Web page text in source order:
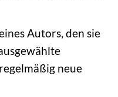
Autors, den sie
neue